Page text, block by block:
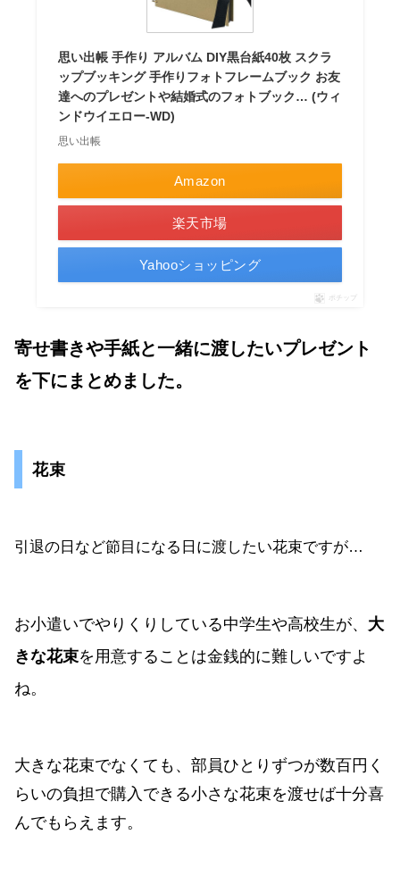
思い出帳 手作り アルバム DIY黒台紙40枚 スクラ
ップブッキング 手作りフォトフレームブック お友
達へのプレゼントや結婚式のフォトブック… (ウィ
ンドウイエロー-WD)
思い出帳
Amazon
楽天市場
Yahooショッピング
ポチップ
寄せ書きや手紙と一緒に渡したいプレゼント
を下にまとめました。
花束
引退の日など節目になる日に渡したい花束ですが…
お小遣いでやりくりしている中学生や高校生が、 大
きな花束を用意することは金銭的に難しいですよ
ね。
大きな花束でなくても、部員ひとりずつが数百円く
らいの負担で購入できる小さな花束を渡せば十分喜
んでもらえます。